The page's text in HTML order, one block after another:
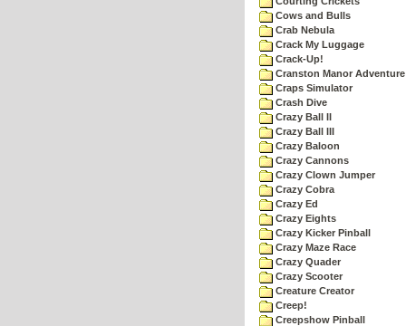
Cows and Bulls
Crab Nebula
Crack My Luggage
Crack-Up!
Cranston Manor Adventure
Craps Simulator
Crash Dive
Crazy Ball II
Crazy Ball III
Crazy Baloon
Crazy Cannons
Crazy Clown Jumper
Crazy Cobra
Crazy Ed
Crazy Eights
Crazy Kicker Pinball
Crazy Maze Race
Crazy Quader
Crazy Scooter
Creature Creator
Creep!
Creepshow Pinball